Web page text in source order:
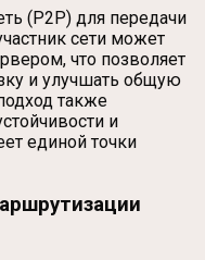
(P2P) для передачи
сети может
что позволяет
и улучшать общую
также
и
единой точки